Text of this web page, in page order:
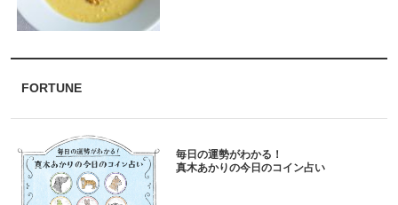
FORTUNE
毎日の運勢がわかる！